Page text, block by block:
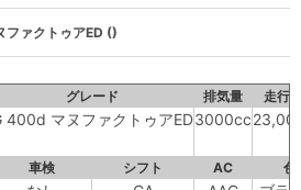
ァクトゥアED ()
グレード 排気量 走行
400d マヌファクトゥアED3000cc
車検 シフト AC 色